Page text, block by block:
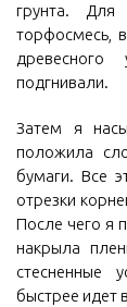
грунта. Для
торфосмесь,
подгнивали.
Затем я
положила
бумаги. Все
отрезки
После чего я
накрыла
стесненные
быстрее идет